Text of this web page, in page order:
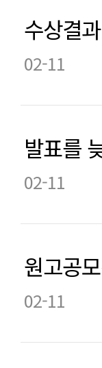
수상결
02-11
발표를
02-11
원고공
02-11